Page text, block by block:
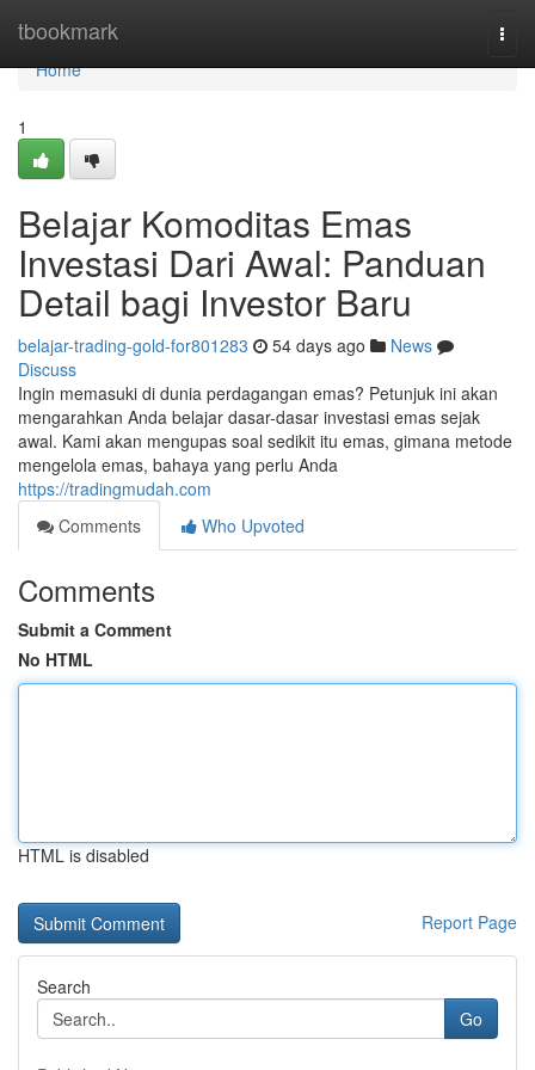
tbookmark
Home
Home
1
Belajar Komoditas Emas
Investasi Dari Awal: Panduan
Detail bagi Investor Baru
belajar-trading-gold-for801283 54 days ago
News
Discuss
Ingin memasuki di dunia perdagangan emas? Petunjuk ini akan
mengarahkan Anda belajar dasar-dasar investasi emas sejak
awal. Kami akan mengupas soal sedikit itu emas, gimana metode
mengelola emas, bahaya yang perlu Anda
https://tradingmudah.com
Comments
Who Upvoted
Comments
Submit a Comment
No HTML
HTML is disabled
Report Page
Search
Go